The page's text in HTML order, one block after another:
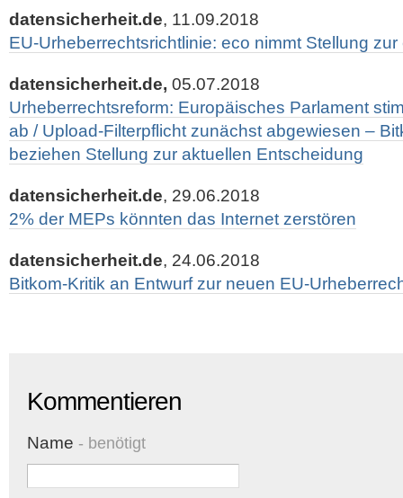
datensicherheit.de, 11.09.2018
EU-Urheberrechtsrichtlinie: eco nimmt Stellung
datensicherheit.de, 05.07.2018
Urheberrechtsreform: Europäisches Parlament
ab / Upload-Filterpflicht zunächst abgewiesen –
beziehen Stellung zur aktuellen Entscheidung
datensicherheit.de, 29.06.2018
2% der MEPs könnten das Internet zerstören
datensicherheit.de, 24.06.2018
Bitkom-Kritik an Entwurf zur neuen EU-
Kommentieren
Name - benötigt